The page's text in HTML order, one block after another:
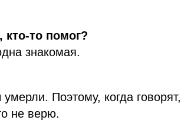
кто-то помог?
знакомая.
Поэтому, когда
не верю.